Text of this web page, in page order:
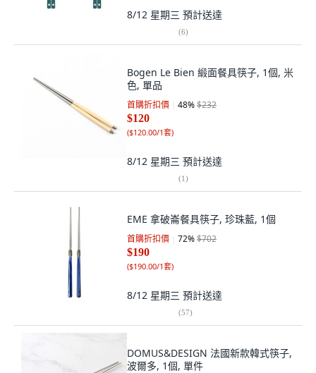
8/12 星期三 預計送達
(6)
Bogen Le Bien 緞面餐具筷子, 1個, 米
色, 單品
首購折扣價 48%$232
$120
($120.00/1套)
8/12 星期三 預計送達
(1)
EME 拿破崙餐具筷子, 珍珠藍, 1個
首購折扣價 72%$702
$190
($190.00/1套)
8/12 星期三 預計送達
(57)
DOMUS&DESIGN 法國新款韓式筷子,
波爾多, 1個, 單件